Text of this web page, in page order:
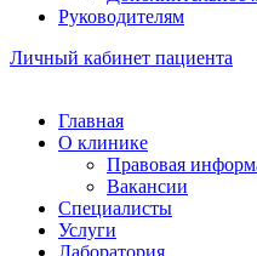
Руководителям
Личный кабинет пациента
Главная
О клинике
Правовая
Вакансии
Специалисты
Услуги
Лаборатория